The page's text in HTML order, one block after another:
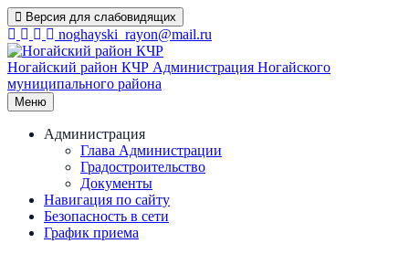
Перейти
к
содержимому
Версия для слабовидящих
noghayski_rayon@mail.ru
Ногайский район КЧР Администрация Ногайского
муниципального района
Меню
Администрация
Глава Администрации
Градостроительство
Документы
Навигация по сайту
Безопасность в сети
График приема